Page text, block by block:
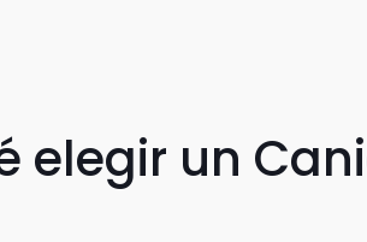
elegir un